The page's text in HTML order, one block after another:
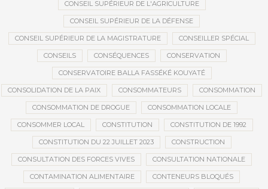
CONSEIL SUPÉRIEUR DE L'AGRICULTURE
CONSEIL SUPÉRIEUR DE LA DÉFENSE
CONSEIL SUPÉRIEUR DE LA MAGISTRATURE CONSEILLER SPÉCIAL
CONSEILS CONSÉQUENCES CONSERVATION
CONSERVATOIRE BALLA FASSÉKÉ KOUYATÉ
CONSOLIDATION DE LA PAIX CONSOMMATEURS CONSOMMATION
CONSOMMATION DE DROGUE CONSOMMATION LOCALE
CONSOMMER LOCAL CONSTITUTION CONSTITUTION DE 1992
CONSTITUTION DU 22 JUILLET 2023 CONSTRUCTION
CONSULTATION DES FORCES VIVES CONSULTATION NATIONALE
CONTAMINATION ALIMENTAIRE CONTENEURS BLOQUÉS